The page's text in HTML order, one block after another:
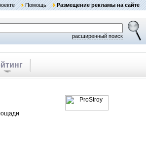
Помощь Размещение рекламы на сайте
расширенный поиск